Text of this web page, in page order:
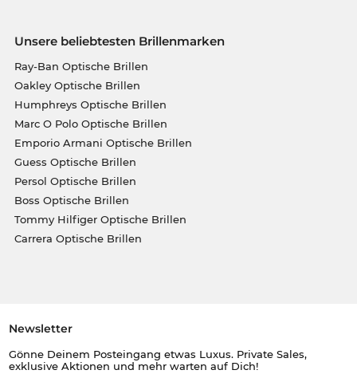
Unsere beliebtesten Brillenmarken
Ray-Ban Optische Brillen
Oakley Optische Brillen
Humphreys Optische Brillen
Marc O Polo Optische Brillen
Emporio Armani Optische Brillen
Guess Optische Brillen
Persol Optische Brillen
Boss Optische Brillen
Tommy Hilfiger Optische Brillen
Carrera Optische Brillen
Newsletter
Gönne Deinem Posteingang etwas Luxus. Private Sales,
exklusive Aktionen und mehr warten auf Dich!